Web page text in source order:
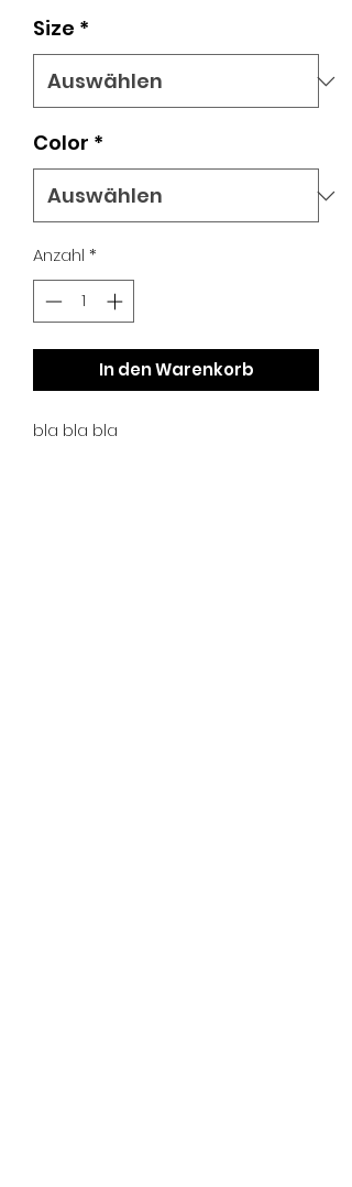
Size *
Color *
Anzahl *
In den Warenkorb
bla bla bla